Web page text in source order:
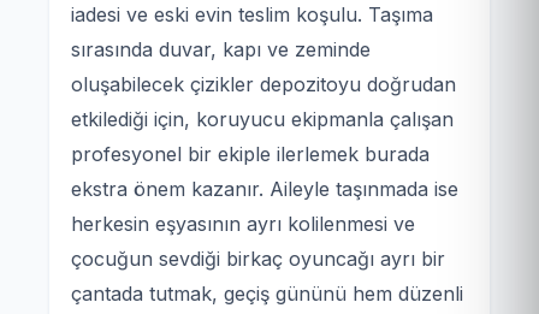
iadesi ve eski evin teslim koşulu. Taşıma
sırasında duvar, kapı ve zeminde
oluşabilecek çizikler depozitoyu doğrudan
etkilediği için, koruyucu ekipmanla çalışan
profesyonel bir ekiple ilerlemek burada
ekstra önem kazanır. Aileyle taşınmada ise
herkesin eşyasının ayrı kolilenmesi ve
çocuğun sevdiği birkaç oyuncağı ayrı bir
çantada tutmak, geçiş gününü hem düzenli